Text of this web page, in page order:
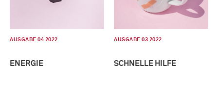
AUSGABE 04 2022
ENERGIE
AUSGABE 03 2022
SCHNELLE HILFE